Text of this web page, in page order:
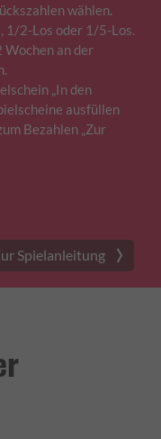
wählen.
1/2-Los oder 1/5-Los.
Wochen an der
„In den
ausfüllen
Bezahlen „Zur
Spielanleitung